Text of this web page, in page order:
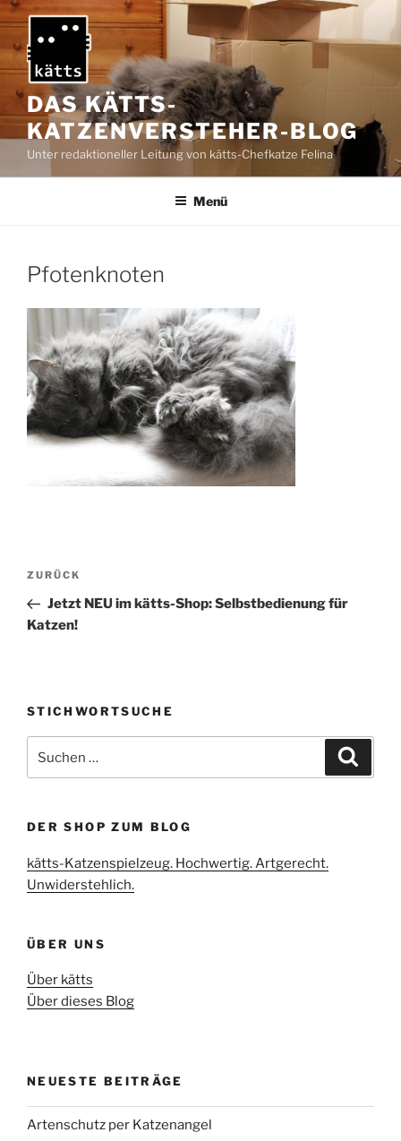
Zum
Inhalt
springen
DAS KÄTTS-
KATZENVERSTEHER-BLOG
Unter redaktioneller Leitung von kätts-Chefkatze Felina
Menü
Pfotenknoten
Beitragsnavigation
Vorheriger
Beitrag
ZURÜCK
Jetzt NEU im kätts-Shop: Selbstbedienung für
Katzen!
STICHWORTSUCHE
nach:
DER SHOP ZUM BLOG
kätts-Katzenspielzeug. Hochwertig. Artgerecht.
Unwiderstehlich.
ÜBER UNS
Über kätts
Über dieses Blog
NEUESTE BEITRÄGE
Artenschutz per Katzenangel